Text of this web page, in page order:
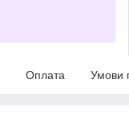
Оплата Умови